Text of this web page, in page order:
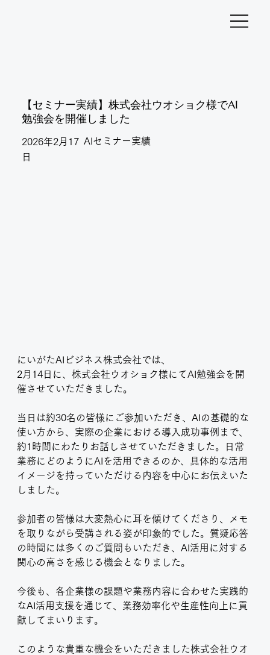
【セミナー実績】株式会社ウオショク様でAI
勉強会を開催しました
2026年2月17
日
AIセミナー実績
にいがたAIビジネス株式会社では、
2月14日に、株式会社ウオショク様にてAI勉強会を開
催させていただきました。
当日は約30名の皆様にご参加いただき、AIの基礎的な
使い方から、実際の企業における導入成功事例まで、
約1時間にわたりお話しさせていただきました。日常
業務にどのようにAIを活用できるのか、具体的な活用
イメージを持っていただける内容を中心にお伝えいた
しました。
参加者の皆様は大変熱心に耳を傾けてくださり、メモ
を取りながら受講される姿が印象的でした。質疑応答
の時間には多くのご質問もいただき、AI活用に対する
関心の高さを感じる機会となりました。
今後も、各企業様の課題や業務内容に合わせた実践的
なAI活用支援を通じて、業務効率化や生産性向上に貢
献してまいります。
このような貴重な機会をいただきました株式会社ウオ